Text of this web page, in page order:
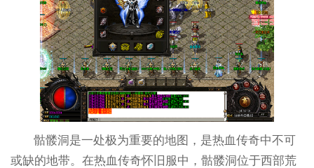
骷髅洞是一处极为重要的地图，是热血传奇中不可
或缺的地带。在热血传奇怀旧服中，骷髅洞位于西部荒